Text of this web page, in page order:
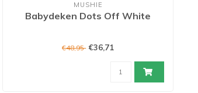
MUSHIE
Babydeken Dots Off White
€48,95 €36,71